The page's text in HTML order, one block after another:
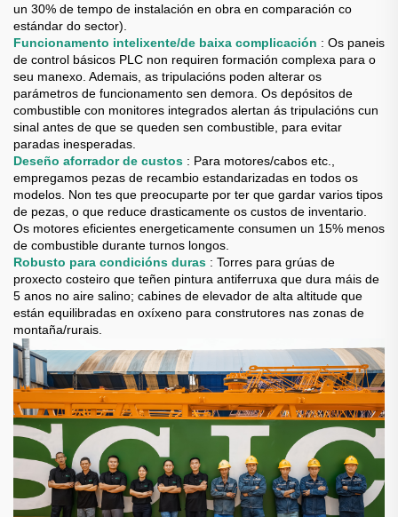
un 30% de tempo de instalación en obra en comparación co
estándar do sector).
Funcionamento intelixente/de baixa complicación : Os paneis
de control básicos PLC non requiren formación complexa para o
seu manexo. Ademais, as tripulacións poden alterar os
parámetros de funcionamento sen demora. Os depósitos de
combustible con monitores integrados alertan ás tripulacións cun
sinal antes de que se queden sen combustible, para evitar
paradas inesperadas.
Deseño aforrador de custos : Para motores/cabos etc.,
empregamos pezas de recambio estandarizadas en todos os
modelos. Non tes que preocuparte por ter que gardar varios tipos
de pezas, o que reduce drasticamente os custos de inventario.
Os motores eficientes energeticamente consumen un 15% menos
de combustible durante turnos longos.
Robusto para condicións duras : Torres para grúas de
proxecto costeiro que teñen pintura antiferruxa que dura máis de
5 anos no aire salino; cabines de elevador de alta altitude que
están equilibradas en oxíxeno para construtores nas zonas de
montaña/rurais.